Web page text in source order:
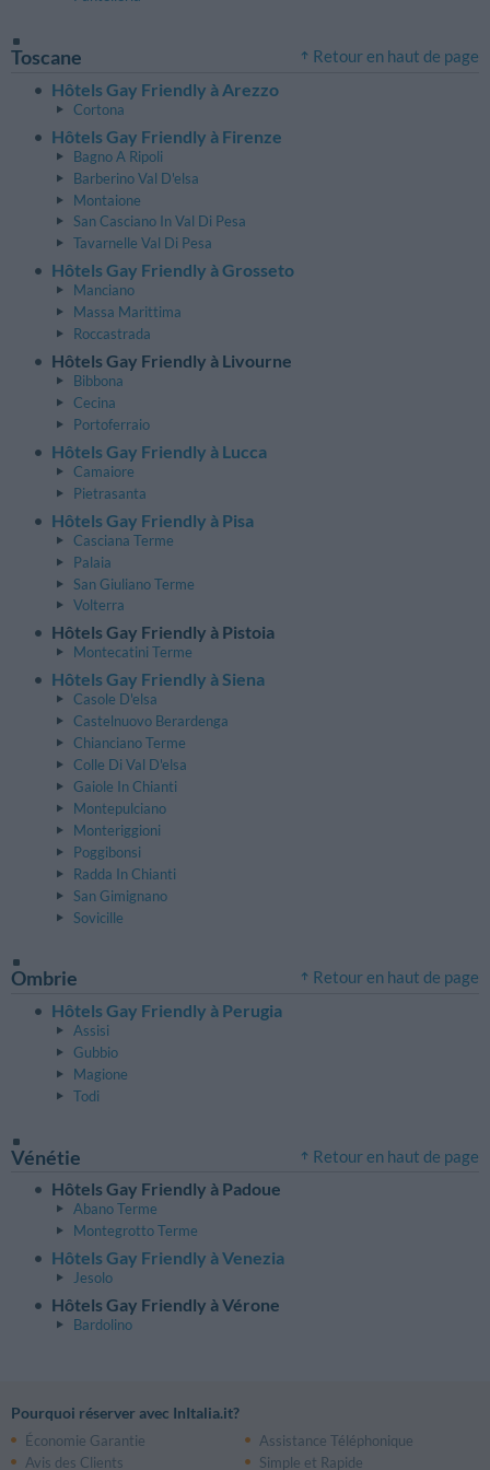
Toscane Retour en haut de page
Hôtels Gay Friendly à Arezzo
Cortona
Hôtels Gay Friendly à Firenze
Bagno A Ripoli
Barberino Val D'elsa
Montaione
San Casciano In Val Di Pesa
Tavarnelle Val Di Pesa
Hôtels Gay Friendly à Grosseto
Manciano
Massa Marittima
Roccastrada
Hôtels Gay Friendly à Livourne
Bibbona
Cecina
Portoferraio
Hôtels Gay Friendly à Lucca
Camaiore
Pietrasanta
Hôtels Gay Friendly à Pisa
Casciana Terme
Palaia
San Giuliano Terme
Volterra
Hôtels Gay Friendly à Pistoia
Montecatini Terme
Hôtels Gay Friendly à Siena
Casole D'elsa
Castelnuovo Berardenga
Chianciano Terme
Colle Di Val D'elsa
Gaiole In Chianti
Montepulciano
Monteriggioni
Poggibonsi
Radda In Chianti
San Gimignano
Sovicille
Ombrie Retour en haut de page
Hôtels Gay Friendly à Perugia
Assisi
Gubbio
Magione
Todi
Vénétie Retour en haut de page
Hôtels Gay Friendly à Padoue
Abano Terme
Montegrotto Terme
Hôtels Gay Friendly à Venezia
Jesolo
Hôtels Gay Friendly à Vérone
Bardolino
Pourquoi réserver avec InItalia.it?
Économie Garantie
Assistance Téléphonique
Avis des Clients
Simple et Rapide